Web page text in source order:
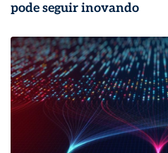
pode seguir inovando